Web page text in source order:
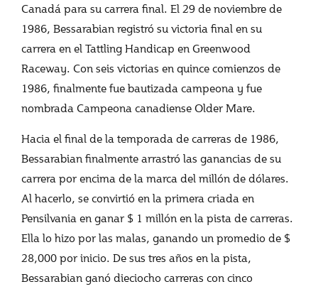
Canadá para su carrera final. El 29 de noviembre de
1986, Bessarabian registró su victoria final en su
carrera en el Tattling Handicap en Greenwood
Raceway. Con seis victorias en quince comienzos de
1986, finalmente fue bautizada campeona y fue
nombrada Campeona canadiense Older Mare.
Hacia el final de la temporada de carreras de 1986,
Bessarabian finalmente arrastró las ganancias de su
carrera por encima de la marca del millón de dólares.
Al hacerlo, se convirtió en la primera criada en
Pensilvania en ganar $ 1 millón en la pista de carreras.
Ella lo hizo por las malas, ganando un promedio de $
28,000 por inicio. De sus tres años en la pista,
Bessarabian ganó dieciocho carreras con cinco